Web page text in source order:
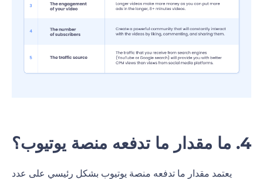
4. ما مقدار ما تدفعه منصة يوتيوب؟
يعتمد مقدار ما تدفعه منصة يوتيوب بشكل رئيسي على عدد